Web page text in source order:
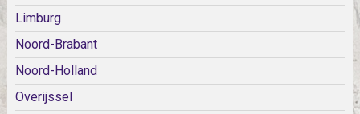
Limburg
Noord-Brabant
Noord-Holland
Overijssel